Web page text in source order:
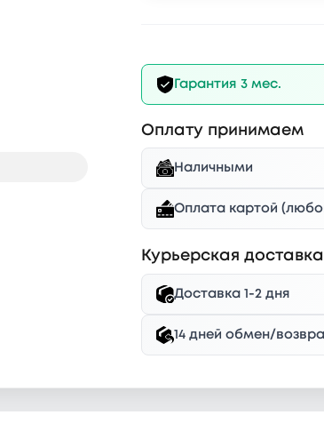
Гарантия 3 мес.
Оплату принимаем
Наличными
Оплата картой
Курьерская доставка
Доставка 1-2 дня
14 дней обмен/